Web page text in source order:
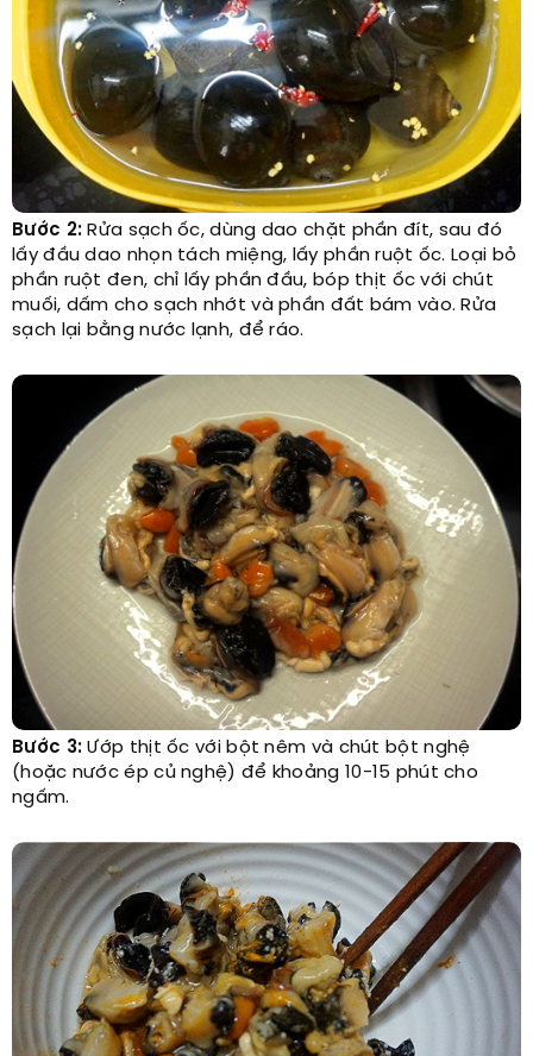
Bước 2: Rửa sạch ốc, dùng dao chặt phần đít, sau đó
lấy đầu dao nhọn tách miệng, lấy phần ruột ốc. Loại bỏ
phần ruột đen, chỉ lấy phần đầu, bóp thịt ốc với chút
muối, dấm cho sạch nhớt và phần đất bám vào. Rửa
sạch lại bằng nước lạnh, để ráo.
Bước 3: Ướp thịt ốc với bột nêm và chút bột nghệ
(hoặc nước ép củ nghệ) để khoảng 10-15 phút cho
ngấm.